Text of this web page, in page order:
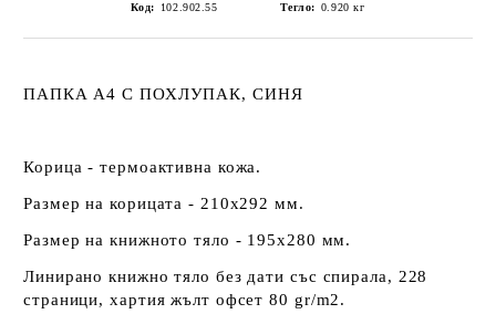
Код: 102.902.55 Тегло: 0.920 кг
ПАПКА А4 С ПОХЛУПАК, СИНЯ
Корица - термоактивна кожа.
Размер на корицата - 210х292 мм.
Размер на книжното тяло - 195х280 мм.
Линирано книжно тяло без дати със спирала, 228
страници, хартия жълт офсет 80 gr/m2.